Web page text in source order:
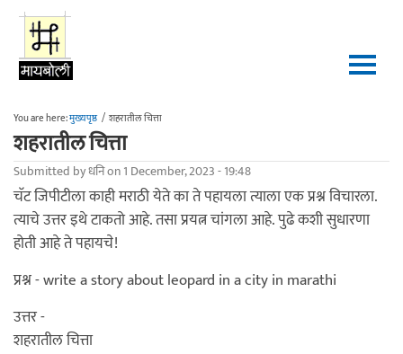
Skip to main content
You are here:मुख्यपृष्ठ / शहरातील चित्ता
शहरातील चित्ता
Submitted byधनिon 1 December, 2023 - 19:48
चॅट जिपीटीला काही मराठी येते का ते पहायला त्याला एक प्रश्न विचारला.
त्याचे उत्तर इथे टाकतो आहे. तसा प्रयत्न चांगला आहे. पुढे कशी सुधारणा
होती आहे ते पहायचे!
प्रश्न - write a story about leopard in a city in marathi
उत्तर -
शहरातील चित्ता